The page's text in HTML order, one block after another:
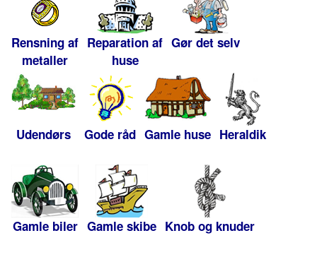
Rensning af
metaller
Reparation af
huse
Gør det selv
Udendørs Gode råd Gamle huse Heraldik
Gamle biler Gamle skibe Knob og knuder